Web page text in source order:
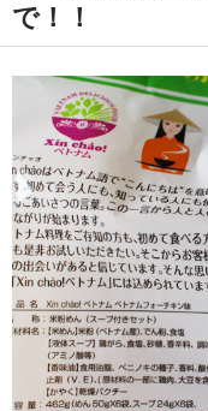
で！！